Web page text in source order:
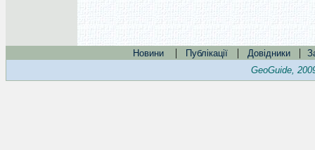
Новини | Публікації | Довідники |
GeoGuide,